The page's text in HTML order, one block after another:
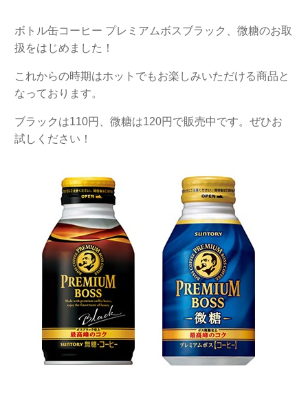
ボトル缶コーヒー プレミアムボスブラック、微糖のお取
扱をはじめました！
これからの時期はホットでもお楽しみいただける商品と
なっております。
ブラックは110円、微糖は120円で販売中です。ぜひお
試しください！